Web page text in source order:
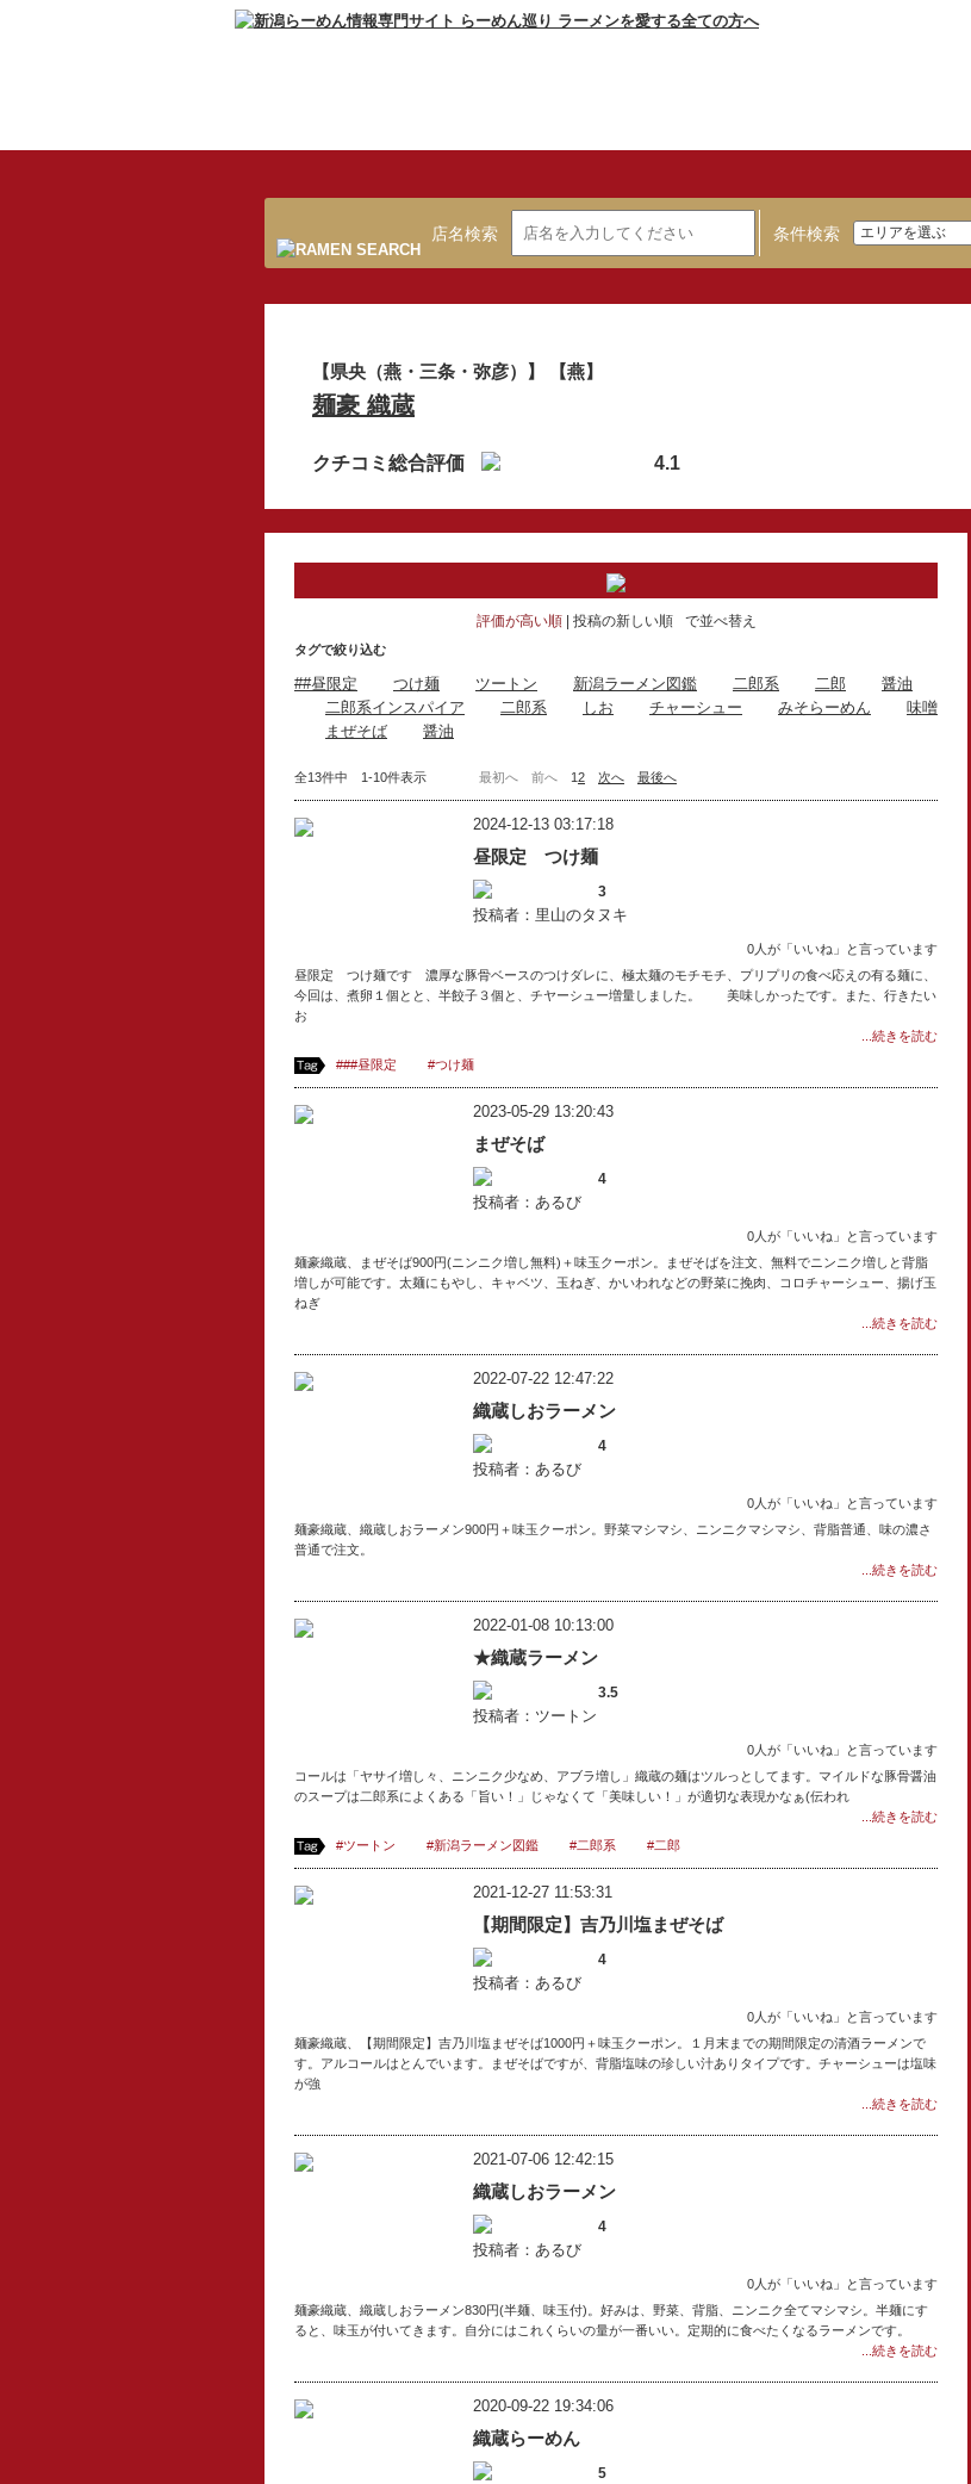
店名検索 条件検索
【県央（燕・三条・弥彦）】 【燕】
麺豪 織蔵
クチコミ総合評価 4.1
評価が高い順 投稿の新しい順 で並べ替え
タグで絞り込む
##昼限定 つけ麺 ツートン 新潟ラーメン図鑑 二郎系 二郎
醤油
二郎系インスパイア
二郎系 しお チャーシュー みそらーめん
味噌
まぜそば
醤油
全13件中 1-10件表示 最初へ 前へ 12 次へ 最後へ
2024-12-13 03:17:18
昼限定 つけ麺
3
投稿者：里山のタヌキ
0人が「いいね」と言っています
昼限定 つけ麺です 濃厚な豚骨ベースのつけダレに、極太麺のモチモチ、プリプリの食べ応えの有る麺に、
今回は、煮卵１個とと、半餃子３個と、チヤーシュー増量しました。 美味しかったです。また、行きたい
お
...続きを読む
###昼限定
#つけ麺
2023-05-29 13:20:43
まぜそば
4
投稿者：あるび
0人が「いいね」と言っています
麺豪織蔵、まぜそば900円(ニンニク増し無料)＋味玉クーポン。まぜそばを注文、無料でニンニク増しと背脂
増しが可能です。太麺にもやし、キャベツ、玉ねぎ、かいわれなどの野菜に挽肉、コロチャーシュー、揚げ玉
ねぎ
...続きを読む
2022-07-22 12:47:22
織蔵しおラーメン
4
投稿者：あるび
0人が「いいね」と言っています
麺豪織蔵、織蔵しおラーメン900円＋味玉クーポン。野菜マシマシ、ニンニクマシマシ、背脂普通、味の濃さ
普通で注文。
...続きを読む
2022-01-08 10:13:00
★織蔵ラーメン
3.5
投稿者：ツートン
0人が「いいね」と言っています
コールは「ヤサイ増し々、ニンニク少なめ、アブラ増し」織蔵の麺はツルっとしてます。マイルドな豚骨醤油
のスープは二郎系によくある「旨い！」じゃなくて「美味しい！」が適切な表現かなぁ(伝われ
...続きを読む
#ツートン
#新潟ラーメン図鑑 #二郎系 #二郎
2021-12-27 11:53:31
【期間限定】吉乃川塩まぜそば
4
投稿者：あるび
0人が「いいね」と言っています
麺豪織蔵、【期間限定】吉乃川塩まぜそば1000円＋味玉クーポン。１月末までの期間限定の清酒ラーメンで
す。アルコールはとんでいます。まぜそばですが、背脂塩味の珍しい汁ありタイプです。チャーシューは塩味
が強
...続きを読む
2021-07-06 12:42:15
織蔵しおラーメン
4
投稿者：あるび
0人が「いいね」と言っています
麺豪織蔵、織蔵しおラーメン830円(半麺、味玉付)。好みは、野菜、背脂、ニンニク全てマシマシ。半麺にす
ると、味玉が付いてきます。自分にはこれくらいの量が一番いい。定期的に食べたくなるラーメンです。
...続きを読む
2020-09-22 19:34:06
織蔵らーめん
5